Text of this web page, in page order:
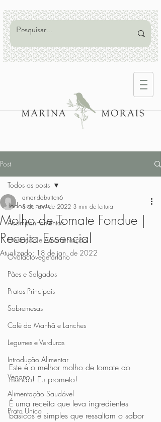
Post
Todos os posts
Acompanhamentos
Gestação e Amamentação
Ovolactovegetariano
Pães e Salgados
Pratos Principais
Sobremesas
Café da Manhã e Lanches
Legumes e Verduras
Introdução Alimentar
Vegano
Alimentação Saudável
Prato Único
Todos os posts
Molho de Tomate Fondue |
Receita Essencial
amandabutten6
3 de jan. de 2022 3 min de leitura
Atualizado: 18 de jan. de 2022
Este é o melhor molho de tomate do
mundo! Eu prometo!
É uma receita que leva ingredientes
básicos e simples que ressaltam o sabor